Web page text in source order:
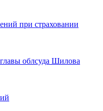
при страховании
облсуда Шилова